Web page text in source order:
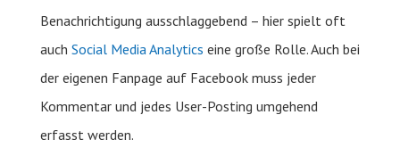
Benachrichtigung ausschlaggebend – hier spielt oft
auch Social Media Analytics eine große Rolle. Auch bei
der eigenen Fanpage auf Facebook muss jeder
Kommentar und jedes User-Posting umgehend
erfasst werden.